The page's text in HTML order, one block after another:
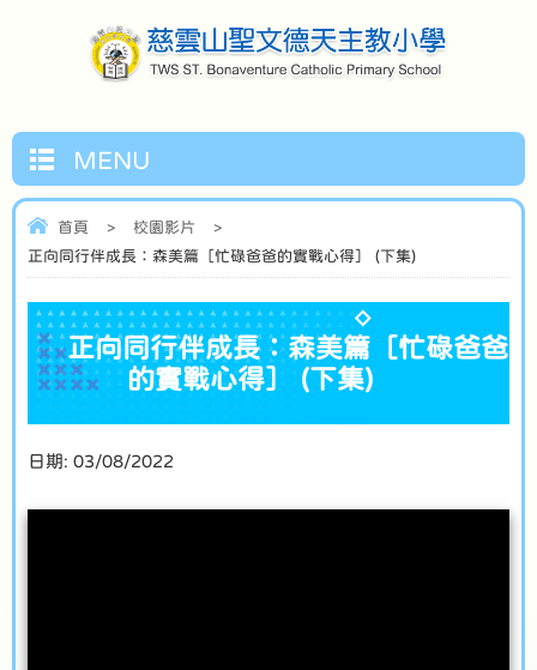
MENU
首頁 > 校園影片
>
正向同行伴成長：森美篇［忙碌爸爸的實戰心得］ (下集)
正向同行伴成長：森美篇［忙碌爸爸
的實戰心得］ (下集)
日期: 03/08/2022